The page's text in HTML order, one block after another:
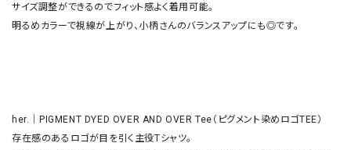
サイズ調整ができるのでフィット感よく着用可能。
明るめカラーで視線が上がり、小柄さんのバランスアップにも◎です。
her.｜PIGMENT DYED OVER AND OVER Tee（ピグメント染めロゴTEE）
存在感のあるロゴが目を引く主役Tシャツ。